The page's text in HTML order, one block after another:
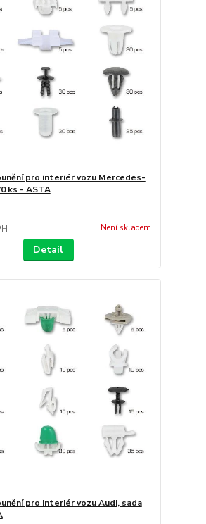
pro interiér vozu Mercedes-
ks - ASTA
Není skladem
Detail
pro interiér vozu Audi, sada